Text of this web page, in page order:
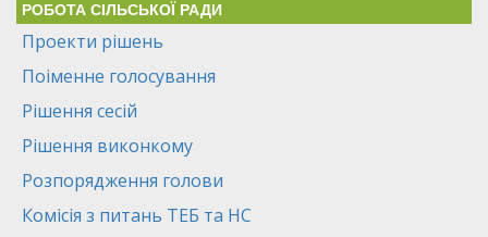
РОБОТА СІЛЬСЬКОЇ РАДИ
Проекти рішень
Поіменне голосування
Рішення сесій
Рішення виконкому
Розпорядження голови
Комісія з питань ТЕБ та НС